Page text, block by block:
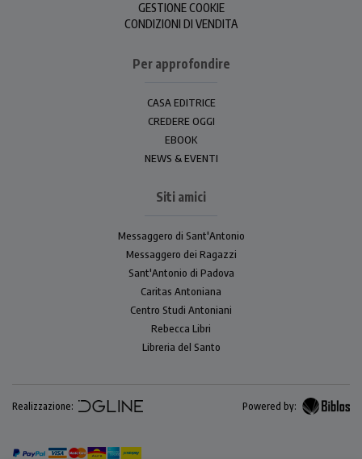
GESTIONE COOKIE
CONDIZIONI DI VENDITA
Per approfondire
CASA EDITRICE
CREDERE OGGI
EBOOK
NEWS & EVENTI
Siti amici
Messaggero di Sant'Antonio
Messaggero dei Ragazzi
Sant'Antonio di Padova
Caritas Antoniana
Centro Studi Antoniani
Rebecca Libri
Libreria del Santo
Realizzazione: Powered by: